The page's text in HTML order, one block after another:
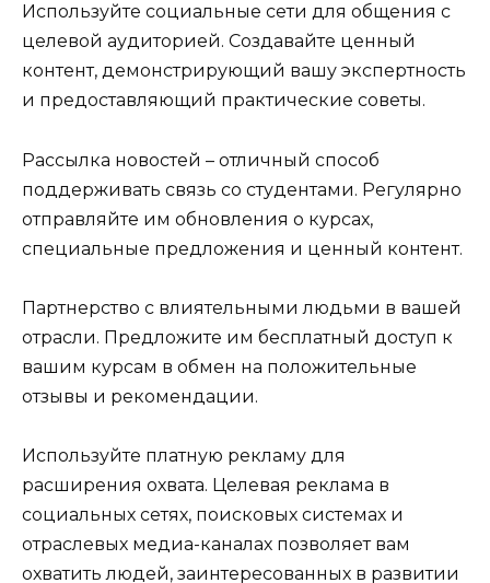
Используйте социальные сети для общения с
целевой аудиторией. Создавайте ценный
контент, демонстрирующий вашу экспертность
и предоставляющий практические советы.
Рассылка новостей – отличный способ
поддерживать связь со студентами. Регулярно
отправляйте им обновления о курсах,
специальные предложения и ценный контент.
Партнерство с влиятельными людьми в вашей
отрасли. Предложите им бесплатный доступ к
вашим курсам в обмен на положительные
отзывы и рекомендации.
Используйте платную рекламу для
расширения охвата. Целевая реклама в
социальных сетях, поисковых системах и
отраслевых медиа-каналах позволяет вам
охватить людей, заинтересованных в развитии